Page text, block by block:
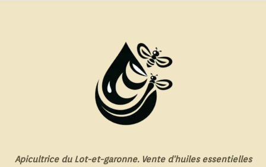
Apicultrice du Lot-et-garonne. Vente d'huiles essentielles